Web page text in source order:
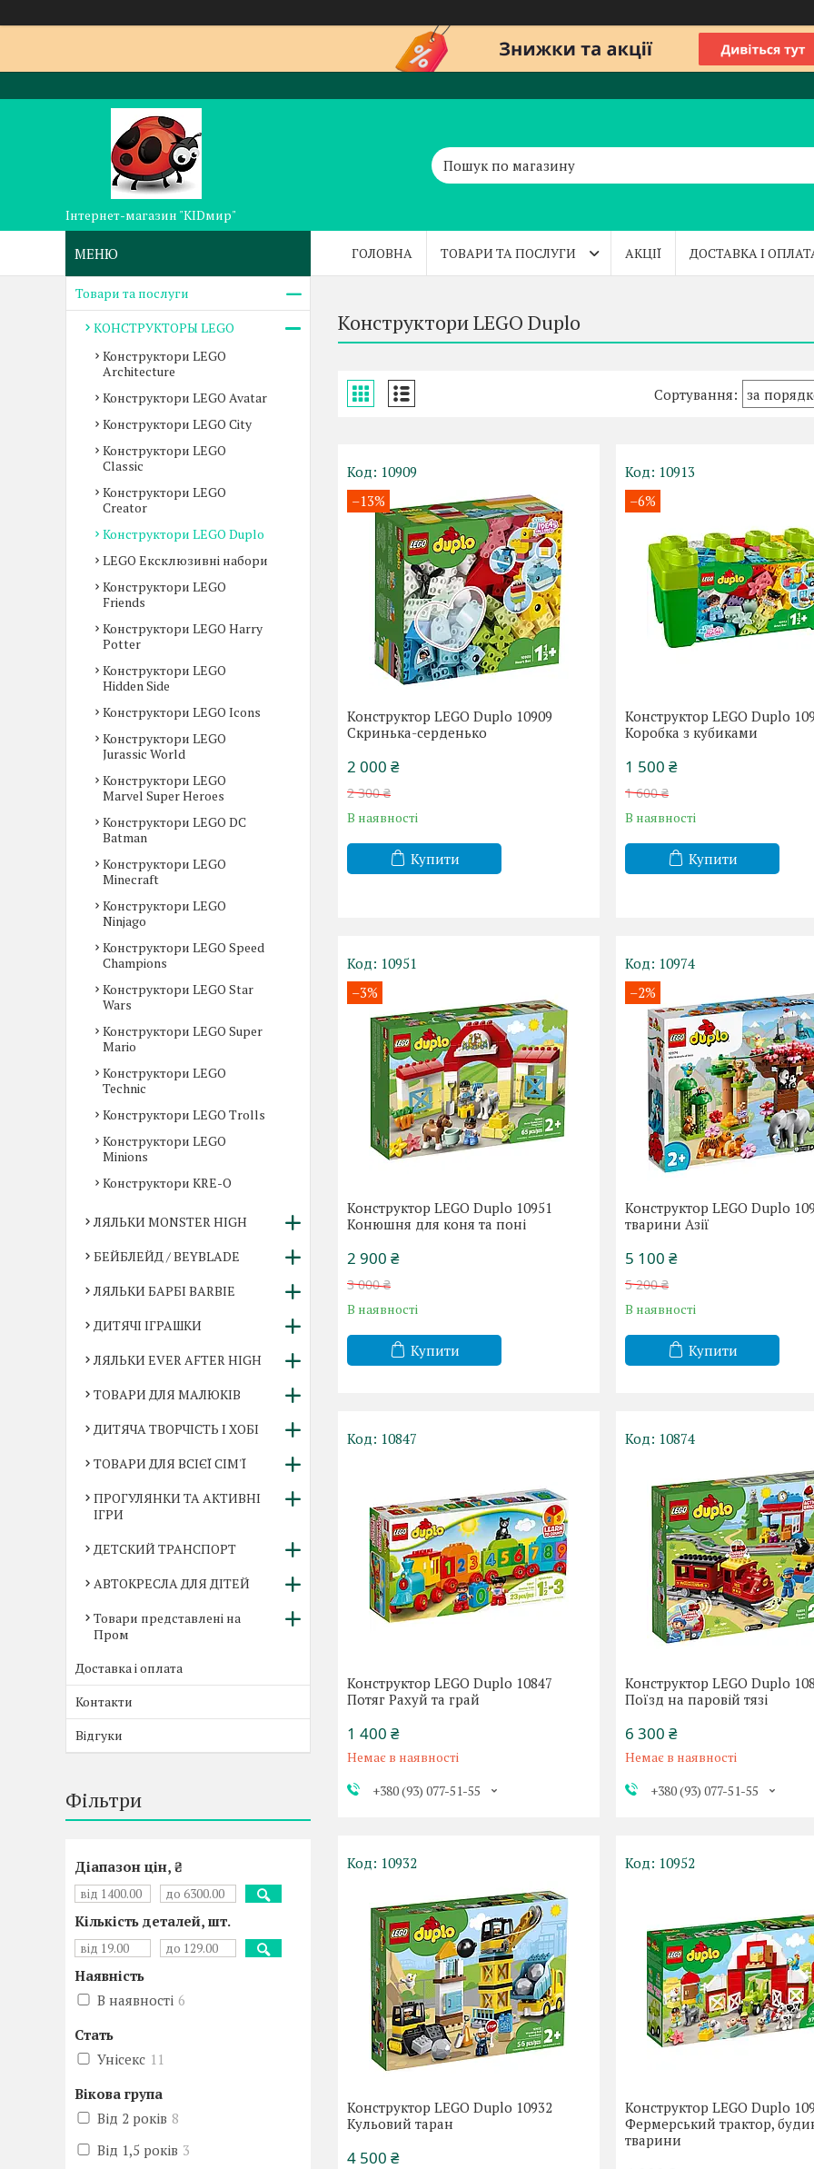
Інтернет-магазин "KIDмир"
ГОЛОВНА ТОВАРИ ТА ПОСЛУГИ АКЦІЇ ДОСТАВКА І
Конструктори LEGO Duplo
10909
–13%
Конструктор LEGO Duplo 10909
Скринька-серденько
2 000 ₴
2 300 ₴
В наявності
Купити
10913
–6%
Конструктор LEGO Duplo
Коробка з кубиками
1 500 ₴
1 600 ₴
В наявності
Купити
10951
–3%
Конструктор LEGO Duplo 10951
Конюшня для коня та поні
2 900 ₴
3 000 ₴
В наявності
Купити
10974
–2%
Конструктор LEGO Duplo
тварини Азії
5 100 ₴
5 200 ₴
В наявності
Купити
10847
Конструктор LEGO Duplo 10847
Потяг Рахуй та грай
1 400 ₴
Немає в наявності
+380 (93) 077-51-55
10874
Конструктор LEGO Duplo
Поїзд на паровій тязі
6 300 ₴
Немає в наявності
+380 (93) 077-51-55
10932
Конструктор LEGO Duplo 10932
Кульовий таран
4 500 ₴
10952
Конструктор LEGO Duplo
Фермерський трактор,
тварини
Товари та послуги
КОНСТРУКТОРЫ LEGO
Конструктори LEGO
Architecture
Конструктори LEGO Avatar
Конструктори LEGO City
Конструктори LEGO
Classic
Конструктори LEGO
Creator
Конструктори LEGO Duplo
LEGO Ексклюзивні набори
Конструктори LEGO
Friends
Конструктори LEGO Harry
Potter
Конструктори LEGO
Hidden Side
Конструктори LEGO Icons
Конструктори LEGO
Jurassic World
Конструктори LEGO
Marvel Super Heroes
Конструктори LEGO DC
Batman
Конструктори LEGO
Minecraft
Конструктори LEGO
Ninjago
Конструктори LEGO Speed
Champions
Конструктори LEGO Star
Wars
Конструктори LEGO Super
Mario
Конструктори LEGO
Technic
Конструктори LEGO Trolls
Конструктори LEGO
Minions
Конструктори KRE-O
ЛЯЛЬКИ MONSTER HIGH
БЕЙБЛЕЙД / BEYBLADE
ЛЯЛЬКИ БАРБІ BARBIE
ДИТЯЧІ ІГРАШКИ
ЛЯЛЬКИ EVER AFTER HIGH
ТОВАРИ ДЛЯ МАЛЮКІВ
ДИТЯЧА ТВОРЧІСТЬ І ХОБІ
ТОВАРИ ДЛЯ ВСІЄЇ СІМ'Ї
ПРОГУЛЯНКИ ТА АКТИВНІ
ІГРИ
ДЕТСКИЙ ТРАНСПОРТ
АВТОКРЕСЛА ДЛЯ ДІТЕЙ
Товари представлені на
Пром
Доставка і оплата
Контакти
Відгуки
Фільтри
Діапазон цін, ₴
Кількість деталей, шт.
Наявність
В наявності 6
Стать
Унісекс 11
Вікова група
Від 2 років 8
Від 1,5 років 3